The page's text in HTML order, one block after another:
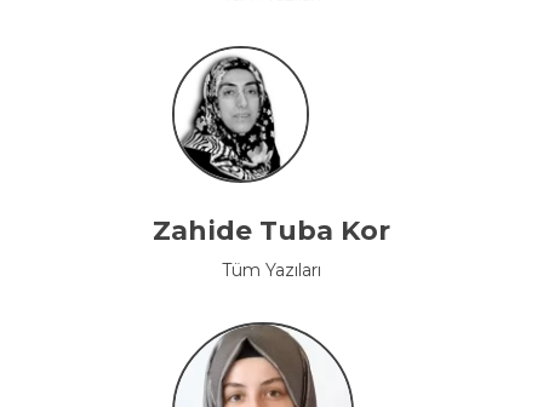
Zahide Tuba Kor
Tüm Yazıları